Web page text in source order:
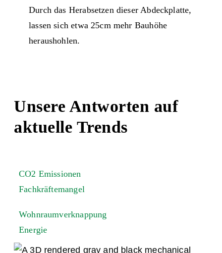
Durch das Herabsetzen dieser Abdeckplatte,
lassen sich etwa 25cm mehr Bauhöhe
heraushohlen.
Unsere Antworten auf
aktuelle Trends
CO2 Emissionen
Fachkräftemangel
Wohnraumverknappung
Energie